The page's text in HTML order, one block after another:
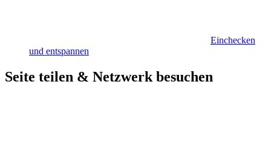
Einchecken
und entspannen
Seite teilen & Netzwerk besuchen